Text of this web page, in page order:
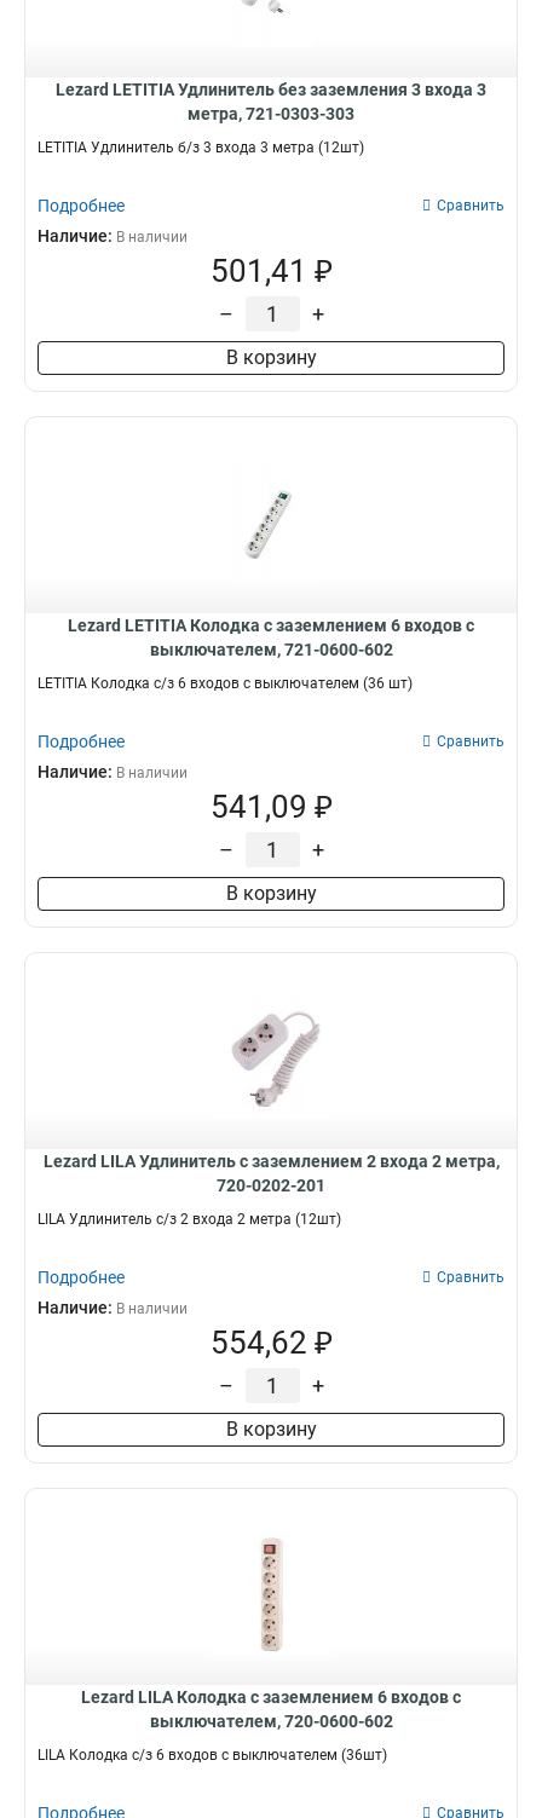
Lezard LETITIA Удлинитель без заземления 3 входа 3
метра, 721-0303-303
LETITIA Удлинитель б/з 3 входа 3 метра (12шт)
Подробнее Сравнить
Наличие: В наличии
501,41 ₽
– +
В корзину
Lezard LETITIA Колодка с заземлением 6 входов с
выключателем, 721-0600-602
LETITIA Колодка с/з 6 входов с выключателем (36 шт)
Подробнее Сравнить
Наличие: В наличии
541,09 ₽
– +
В корзину
Lezard LILA Удлинитель с заземлением 2 входа 2 метра,
720-0202-201
LILA Удлинитель с/з 2 входа 2 метра (12шт)
Подробнее Сравнить
Наличие: В наличии
554,62 ₽
– +
В корзину
Lezard LILA Колодка с заземлением 6 входов с
выключателем, 720-0600-602
LILA Колодка с/з 6 входов с выключателем (36шт)
Подробнее Сравнить